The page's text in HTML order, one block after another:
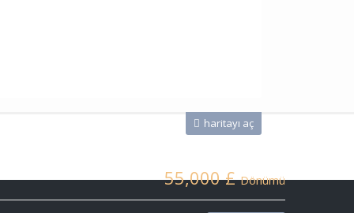
haritayı aç
55,000 £Dönümü